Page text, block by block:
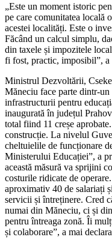
„Este un moment istoric
pe care comunitatea locală
acestei localități. Este o
Făcând un calcul simplu,
din taxele și impozitele
fi fost, practic, imposibil”,
Ministrul Dezvoltării,
Măneciu face parte dintr-
infrastructurii pentru
inaugurată în județul
total fiind 11 creșe
construcție. La nivelul
cheltuielile de funcționare
Ministerului Educației”, a
această măsură va sprijini
costurile ridicate de
aproximativ 40 de salariați
servicii și întreținere. Cred
numai din Măneciu, ci și
pentru întreaga zonă. Îi
și colaborare”, a mai